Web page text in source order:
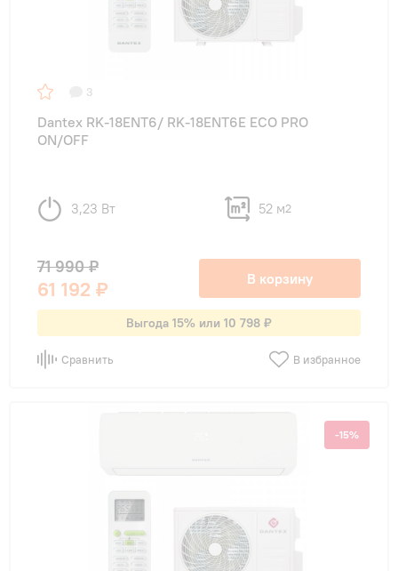
3
Dantex RK-18ENT6/ RK-18ENT6E ECO PRO
ON/OFF
3,23 Вт 52 м2
71 990 ₽
61 192 ₽ В корзину
Выгода 15% или 10 798 ₽
Сравнить В избранное
-15%